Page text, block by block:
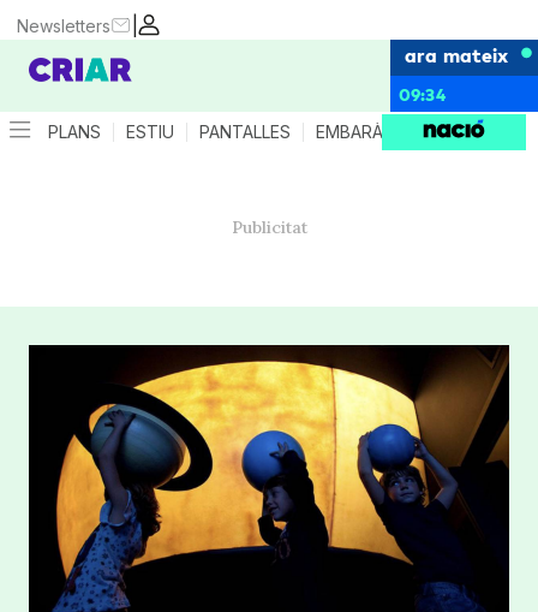
|
Newsletters
ara mateix
09:34
PLANS ESTIU PANTALLES EMBARÀS CRIANÇA